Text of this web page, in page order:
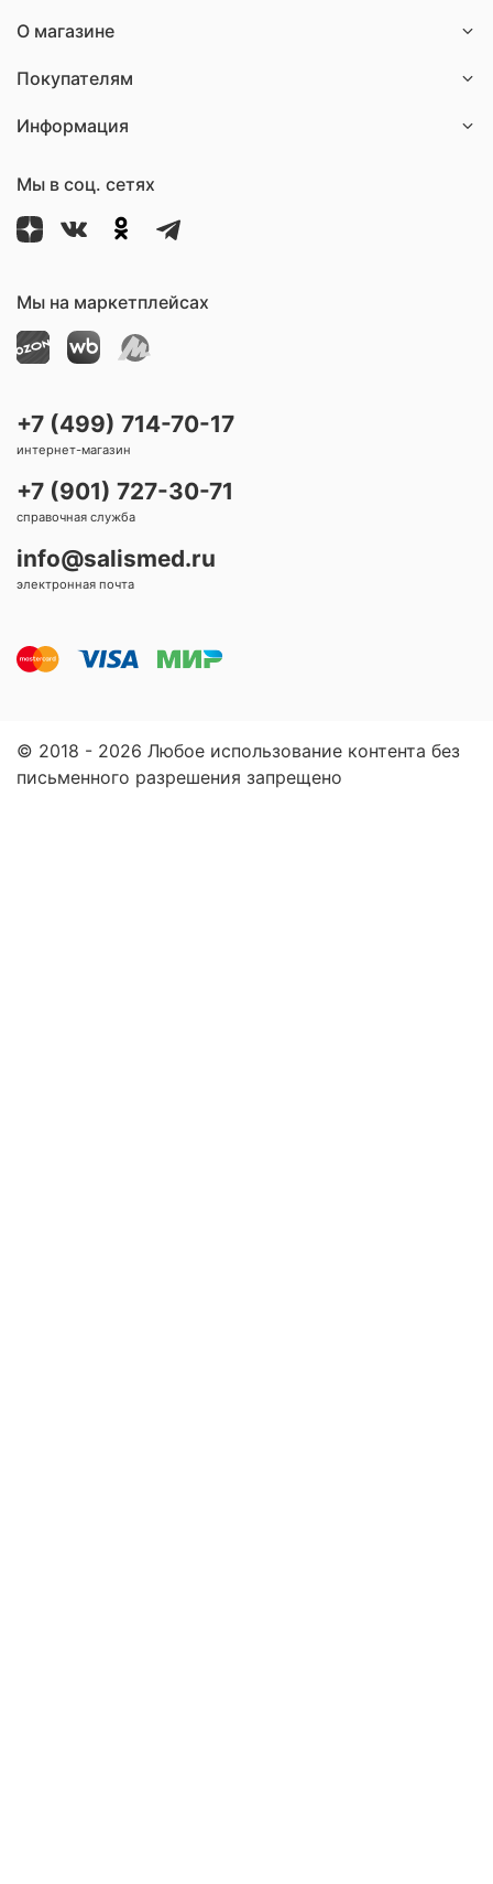
О магазине
Покупателям
Информация
Мы в соц. сетях
Мы на маркетплейсах
+7 (499) 714-70-17
интернет-магазин
+7 (901) 727-30-71
справочная служба
info@salismed.ru
электронная почта
© 2018 - 2026 Любое использование контента без
письменного разрешения запрещено